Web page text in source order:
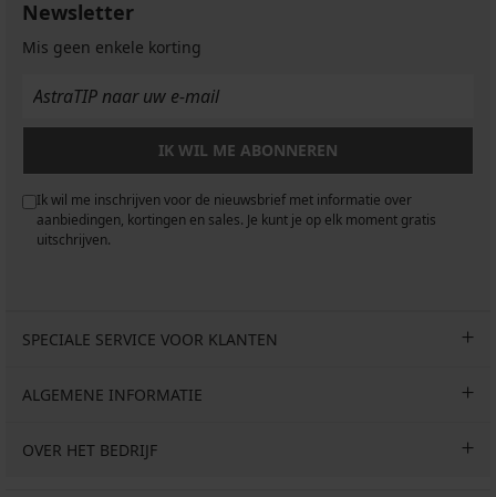
Newsletter
Mis geen enkele korting
IK WIL ME ABONNEREN
Ik wil me inschrijven voor de nieuwsbrief met informatie over
aanbiedingen, kortingen en sales. Je kunt je op elk moment gratis
uitschrijven.
SPECIALE SERVICE VOOR KLANTEN
ALGEMENE INFORMATIE
OVER HET BEDRIJF